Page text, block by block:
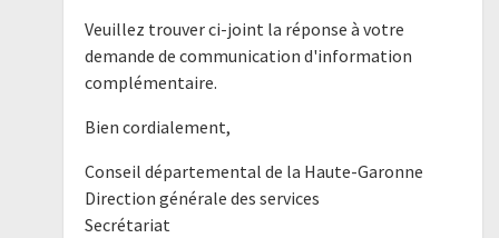
Veuillez trouver ci-joint la réponse à votre
demande de communication d'information
complémentaire.
Bien cordialement,
Conseil départemental de la Haute-Garonne
Direction générale des services
Secrétariat